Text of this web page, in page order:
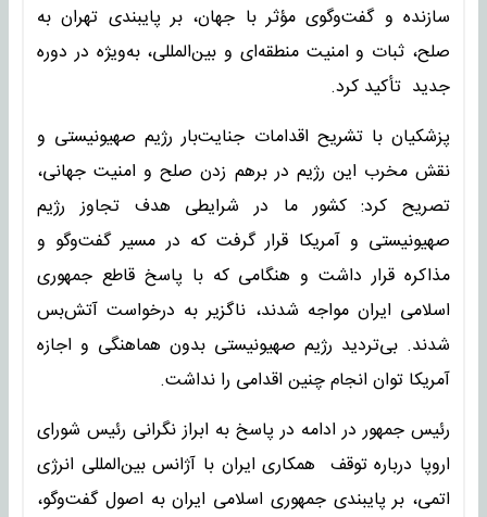
سازنده و گفت‌وگوی مؤثر با جهان، بر پایبندی تهران به
صلح، ثبات و امنیت منطقه‌ای و بین‌المللی، به‌ویژه در دوره
جدید تأکید کرد.
پزشکیان با تشریح اقدامات جنایت‌بار رژیم صهیونیستی و
نقش مخرب این رژیم در برهم زدن صلح و امنیت جهانی،
تصریح کرد: کشور ما در شرایطی هدف تجاوز رژیم
صهیونیستی و آمریکا قرار گرفت که در مسیر گفت‌وگو و
مذاکره قرار داشت و هنگامی که با پاسخ قاطع جمهوری
اسلامی ایران مواجه شدند، ناگزیر به درخواست آتش‌بس
شدند. بی‌تردید رژیم صهیونیستی بدون هماهنگی و اجازه
آمریکا توان انجام چنین اقدامی را نداشت.
رئیس جمهور در ادامه در پاسخ به ابراز نگرانی رئیس شورای
اروپا درباره توقف همکاری ایران با آژانس بین‌المللی انرژی
اتمی، بر پایبندی جمهوری اسلامی ایران به اصول گفت‌وگو،